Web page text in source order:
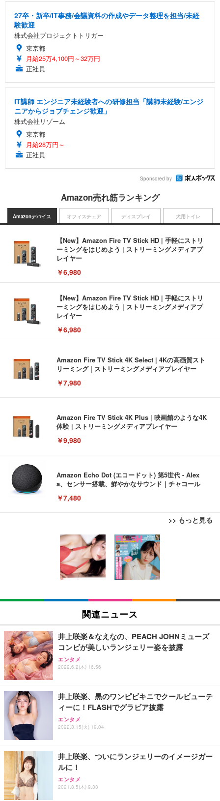
27卒・新卒/IT事務/会議資料の作成やデータ整理を担当/未経
験歓迎
株式会社プロジェクトトリガー
東京都
月給25万4,100円～32万円
正社員
IT講師 エンジニア未経験者への研修担当「講師未経験/エンジ
ニアからジョブチェンジ歓迎」
株式会社リゾーム
東京都
月給28万円～
正社員
Sponsored by
Amazon売れ筋ランキング
Amazonデバイス
【New】Amazon Fire TV Stick HD | 手軽にストリ
ーミングをはじめよう | ストリーミングメディアプ
レイヤー
￥6,980
【New】Amazon Fire TV Stick HD | 手軽にストリ
ーミングをはじめよう | ストリーミングメディアプ
レイヤー
￥6,980
Amazon Fire TV Stick 4K Select | 4Kの高画質スト
リーミング | ストリーミングメディアプレイヤー
￥7,980
Amazon Fire TV Stick 4K Plus | 映画館のような4K
体験 | ストリーミングメディアプレイヤー
￥9,980
Amazon Echo Dot (エコードット) 第5世代 - Alex
a、センサー搭載、鮮やかなサウンド｜チャコール
￥7,480
>> もっと見る
オフィスチェア
[EdoErgo] オフィスチェア 椅子 テレワーク 疲れな
い 跳ね上げ式アームレスト コンパクト 約105度ロッ
キング pc 事務椅子 360度回転 座面昇降 強化ナイロ
ン樹脂ベース 通気性メッシュ 在宅ワーク H-WY01
(黒網+黒枠+黒足)
￥5,699
SIHOO B100 オフィスチェア／デスクチェア メッシ
ュチェア 人間工学 疲れない ブラック
￥27,999
Sezlife オフィスチェア デスクチェア 疲れない テレ
ワーク チェア 強化バックレスト 30度ロッキング機
能 人間工学 椅子 腰サポート 90度跳ね上げ式アーム
務用 おしゃれ パソコンチェア (ブラック)
Sezlife オフィスチェア デスクチェア 疲れない テレ
ワーク チェア 強化バックレスト 30度ロッキング機
能 人間工学 椅子 腰サポート 90度跳ね上げ式アーム
務用 おしゃれ パソコンチェア (ホワイト)
ANDWINT オフィスチェア デスクチェア 肘なし メ
ッシュ 通気性 ランバーサポート付き 腰サポート ガ
ス圧無段階昇降 360度回転 キャスター付き コンパク
ディスプレイ
EIZO ビジネス向けプレミアムモニター | FlexScan
EV3240X-WT | 31.5型4K UHD・USB Type-C・ホワ
イト
￥105,595
EIZO ビジネス向けプレミアムモニター | FlexScan
￥109,572
【純正品】27"ゲーミングモニター DualSense 充電
フック付き（CFI-ZDM1J）
【整備済み品】Dell E2724HS 27インチ 液晶モニタ
ー フルHD（1920×1080）VA 非光沢 HDMI/DisplayP
ort/VGA スピーカー内蔵 高さ調整 スイベル VESA対
【MiniLED/24.5inch/280Hz/FHD】GRAPHT THE S
HOOTER Gaming Monitor 24” Essential ゲーミン
グモニター QD 24.5インチ 1ms FHD 量子ドット 残
犬用トイレ
Amazonベーシック ペットシーツ 薄型 レギュラー 1
回使い捨て 無香料 ホワイト 300枚
￥3,373
Amazonベーシック ペットシーツ 厚型 ワイド 42枚
x2袋(84枚) ホワイト(吸収面:ライトブルー)
￥3,234
ネオ・ルーライフ ネオ・オムツ L 中型犬用 26枚入
り 単品
Smart Basic(スマートベーシック) 【Amazon.co.jp
限定】 Smart Basic アイリスオーヤマ ペットシーツ
超厚型 お徳用 ワイド 100枚入 (x 1) (ケース販売)
アイリスオーヤマ ペットシーツ 超厚型 お徳用 レギ
ュラー 200枚入【Amazon.co.jp限定】
関連ニュース
井上咲楽＆なえなの、PEACH JOHNミューズ
コンビが美しいランジェリー姿を披露
エンタメ
2022.6.2(木) 16:56
井上咲楽、黒のワンピビキニでクールビューテ
ィーに！FLASHでグラビア披露
エンタメ
2022.3.15(火) 19:04
井上咲楽、ついにランジェリーのイメージガー
ルに！
エンタメ
2021.8.5(木) 9:33